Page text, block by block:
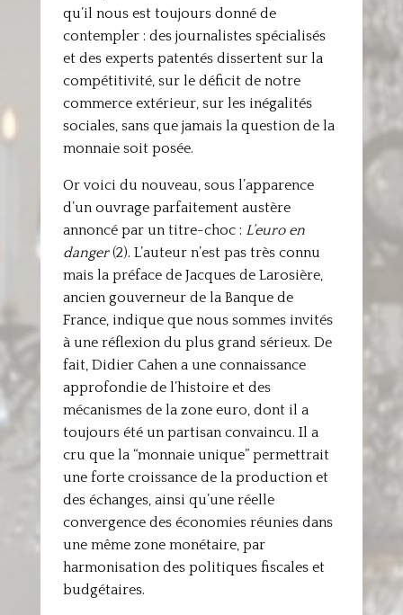
qu’il nous est toujours donné de
contempler : des journalistes spécialisés
et des experts patentés dissertent sur la
compétitivité, sur le déficit de notre
commerce extérieur, sur les inégalités
sociales, sans que jamais la question de la
monnaie soit posée.
Or voici du nouveau, sous l’apparence
d’un ouvrage parfaitement austère
annoncé par un titre-choc : L’euro en
danger(2). L’auteur n’est pas très connu
mais la préface de Jacques de Larosière,
ancien gouverneur de la Banque de
France, indique que nous sommes invités
à une réflexion du plus grand sérieux. De
fait, Didier Cahen a une connaissance
approfondie de l’histoire et des
mécanismes de la zone euro, dont il a
toujours été un partisan convaincu. Il a
cru que la “monnaie unique” permettrait
une forte croissance de la production et
des échanges, ainsi qu’une réelle
convergence des économies réunies dans
une même zone monétaire, par
harmonisation des politiques fiscales et
budgétaires.